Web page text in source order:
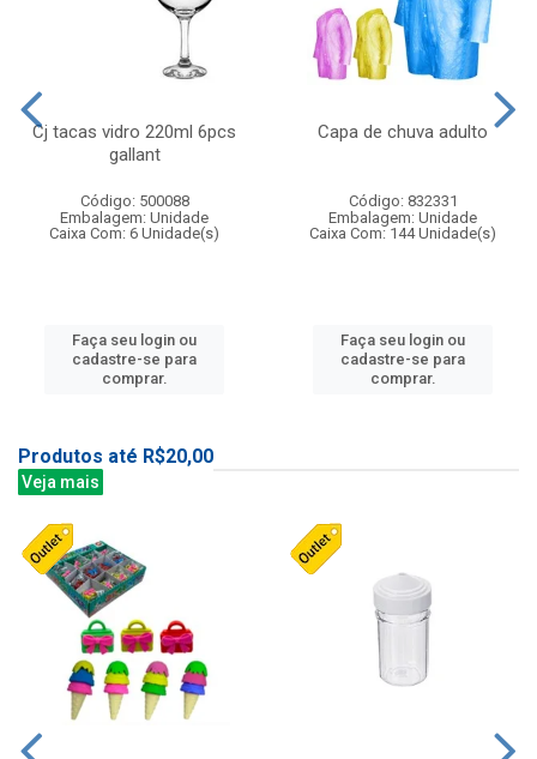
Cj tacas vidro 220ml 6pcs
gallant
Código: 500088
Embalagem: Unidade
Caixa Com: 6 Unidade(s)
Faça seu login ou
cadastre-se para
comprar.
Capa de chuva adulto
Código: 832331
Embalagem: Unidade
Caixa Com: 144 Unidade(s)
Faça seu login ou
cadastre-se para
comprar.
Produtos até R$20,00
Veja mais